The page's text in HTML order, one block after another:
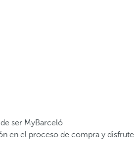
ser MyBarceló
en el proceso de compra y disfrute